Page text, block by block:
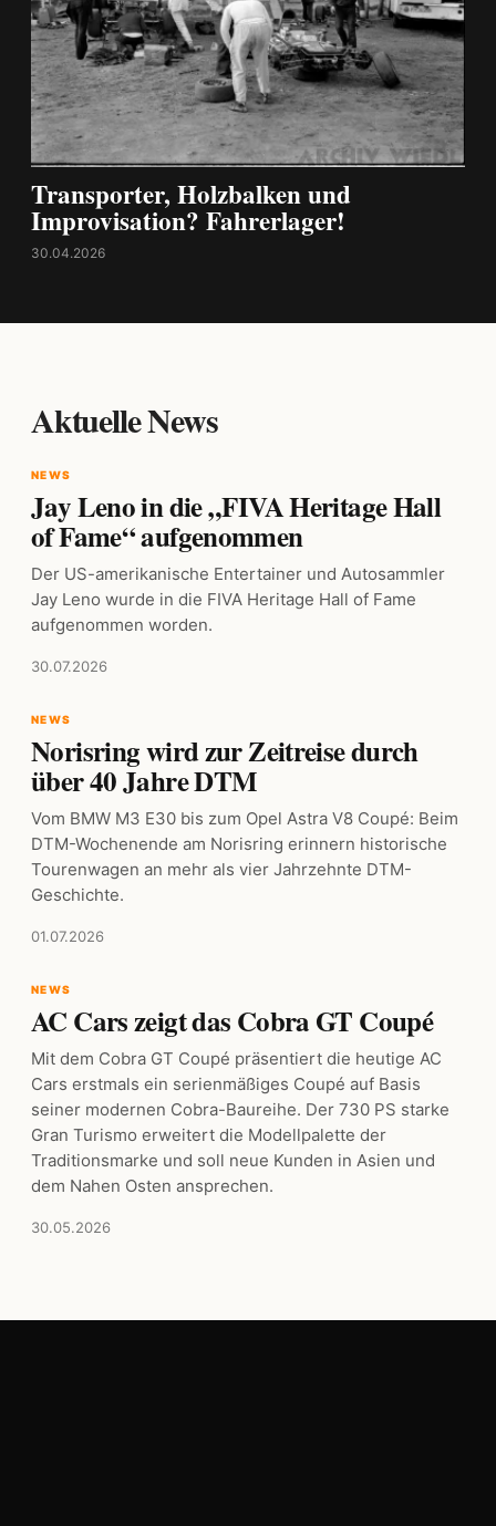
Transporter, Holzbalken und
Improvisation? Fahrerlager!
30.04.2026
Aktuelle News
NEWS
Jay Leno in die „FIVA Heritage Hall
of Fame“ aufgenommen
Der US-amerikanische Entertainer und Autosammler
Jay Leno wurde in die FIVA Heritage Hall of Fame
aufgenommen worden.
30.07.2026
NEWS
Norisring wird zur Zeitreise durch
über 40 Jahre DTM
Vom BMW M3 E30 bis zum Opel Astra V8 Coupé: Beim
DTM-Wochenende am Norisring erinnern historische
Tourenwagen an mehr als vier Jahrzehnte DTM-
Geschichte.
01.07.2026
NEWS
AC Cars zeigt das Cobra GT Coupé
Mit dem Cobra GT Coupé präsentiert die heutige AC
Cars erstmals ein serienmäßiges Coupé auf Basis
seiner modernen Cobra-Baureihe. Der 730 PS starke
Gran Turismo erweitert die Modellpalette der
Traditionsmarke und soll neue Kunden in Asien und
dem Nahen Osten ansprechen.
30.05.2026